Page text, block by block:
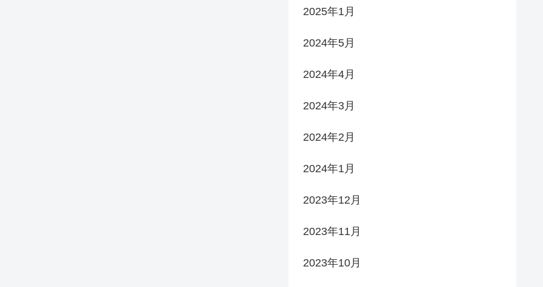
2025年1月
2024年5月
2024年4月
2024年3月
2024年2月
2024年1月
2023年12月
2023年11月
2023年10月